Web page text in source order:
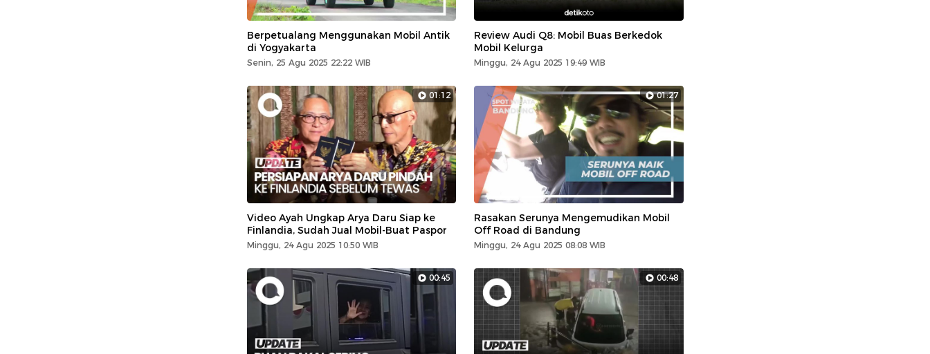
Berpetualang Menggunakan Mobil Antik
di Yogyakarta
Senin, 25 Agu 2025 22:22 WIB
Review Audi Q8: Mobil Buas Berkedok
Mobil Kelurga
Minggu, 24 Agu 2025 19:49 WIB
01:12
Video Ayah Ungkap Arya Daru Siap ke
Finlandia, Sudah Jual Mobil-Buat Paspor
Minggu, 24 Agu 2025 10:50 WIB
01:27
Rasakan Serunya Mengemudikan Mobil
Off Road di Bandung
Minggu, 24 Agu 2025 08:08 WIB
00:45 00:48